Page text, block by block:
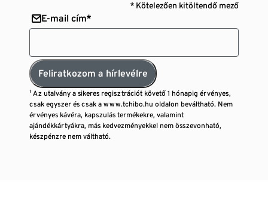
* Kötelezően kitöltendő mező
E-mail cím*
Feliratkozom a hírlevélre
¹ Az utalvány a sikeres regisztrációt követő 1 hónapig érvényes,
csak egyszer és csak a www.tchibo.hu oldalon beváltható. Nem
érvényes kávéra, kapszulás termékekre, valamint
ajándékkártyákra, más kedvezményekkel nem összevonható,
készpénzre nem váltható.